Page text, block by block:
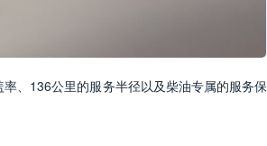
、136公里的服务半径以及柴油专属的服务保